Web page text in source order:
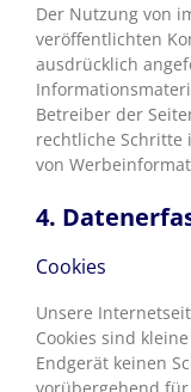
Der Nutzung von
veröffentlichten
ausdrücklich
Betreiber der
rechtliche Schritte
von
4.
Cookies
Unsere
Cookies sind
Endgerät keinen
vorübergehend für